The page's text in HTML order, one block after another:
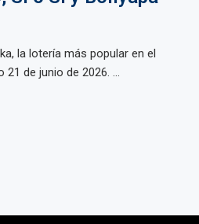
la lotería más popular en el
de junio de 2026. ...